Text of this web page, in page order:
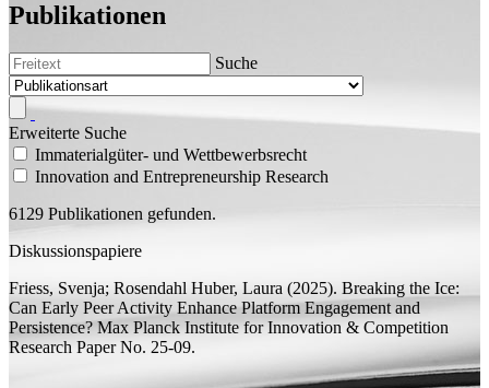
Publikationen
Suche
Erweiterte Suche
Immaterialgüter- und Wettbewerbsrecht
Innovation and Entrepreneurship Research
6129 Publikationen gefunden.
Diskussionspapiere
Friess, Svenja; Rosendahl Huber, Laura (2025). Breaking the Ice:
Can Early Peer Activity Enhance Platform Engagement and
Persistence? Max Planck Institute for Innovation & Competition
Research PaperNo. 25-09.